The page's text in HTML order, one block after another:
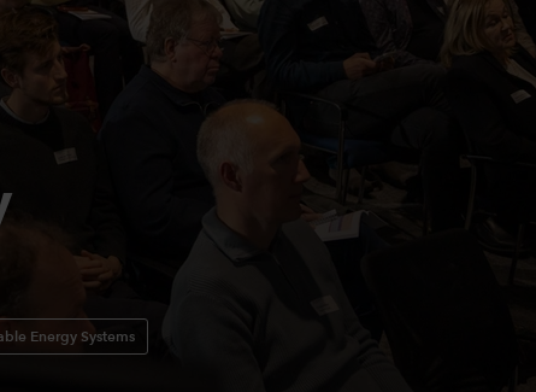
Energy Systems